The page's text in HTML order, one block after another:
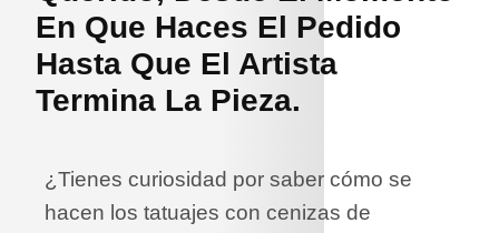
En Que Haces El Pedido
Hasta Que El Artista
Termina La Pieza.
¿Tienes curiosidad por saber cómo se
hacen los tatuajes con cenizas de